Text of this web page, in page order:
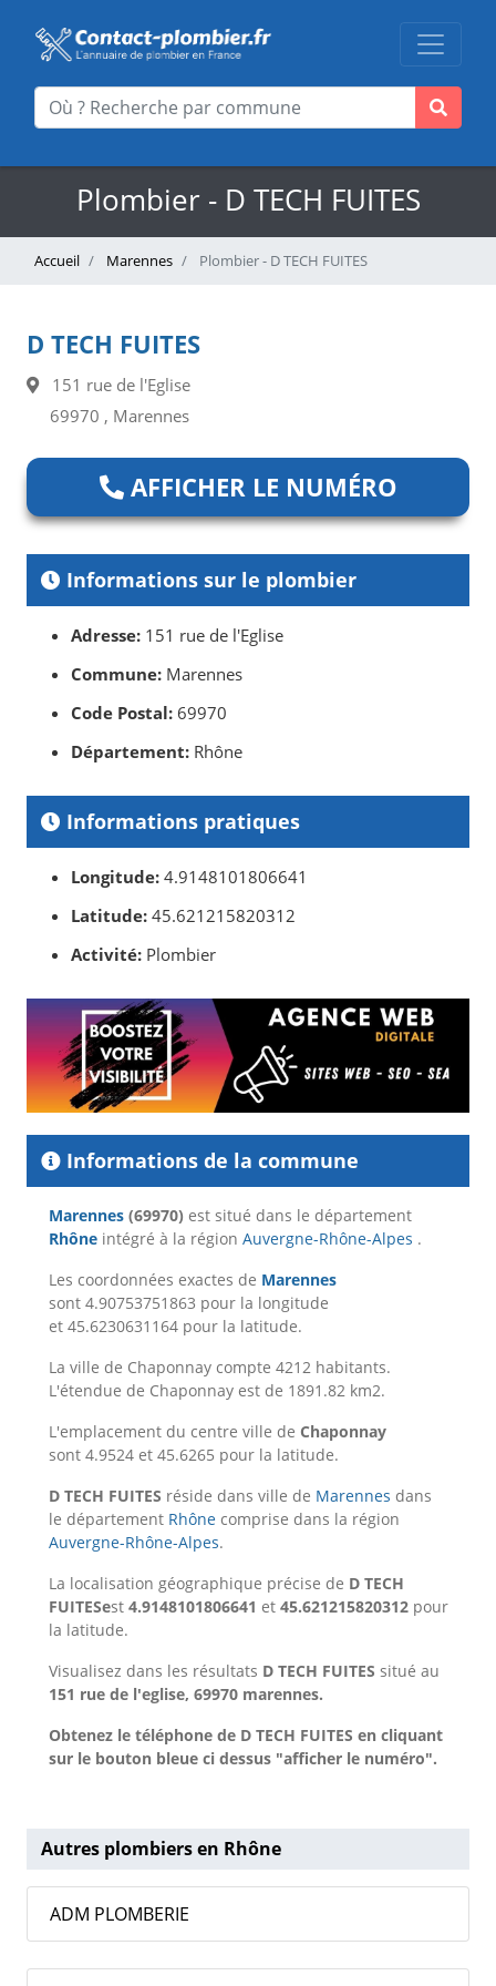
Plombier - D TECH FUITES
Accueil Marennes Plombier - D TECH FUITES
D TECH FUITES
151 rue de l'Eglise
69970 , Marennes
AFFICHER LE NUMÉRO
Informations sur le plombier
Adresse: 151 rue de l'Eglise
Commune: Marennes
Code Postal: 69970
Département: Rhône
Informations pratiques
Longitude: 4.9148101806641
Latitude: 45.621215820312
Activité: Plombier
Informations de la commune
Marennes (69970) est situé dans le département
Rhône intégré à la région Auvergne-Rhône-Alpes .
Les coordonnées exactes de Marennes
sont 4.90753751863 pour la longitude
et 45.6230631164 pour la latitude.
La ville de Chaponnay compte 4212 habitants.
L'étendue de Chaponnay est de 1891.82 km2.
L'emplacement du centre ville de Chaponnay
sont 4.9524 et 45.6265 pour la latitude.
D TECH FUITES réside dans ville de Marennes dans
le département Rhône comprise dans la région
Auvergne-Rhône-Alpes.
La localisation géographique précise de D TECH
FUITESest 4.9148101806641 et 45.621215820312 pour
la latitude.
Visualisez dans les résultats D TECH FUITES situé au
151 rue de l'eglise, 69970 marennes.
Obtenez le téléphone de D TECH FUITES en cliquant
sur le bouton bleue ci dessus "afficher le numéro".
Autres plombiers en Rhône
ADM PLOMBERIE